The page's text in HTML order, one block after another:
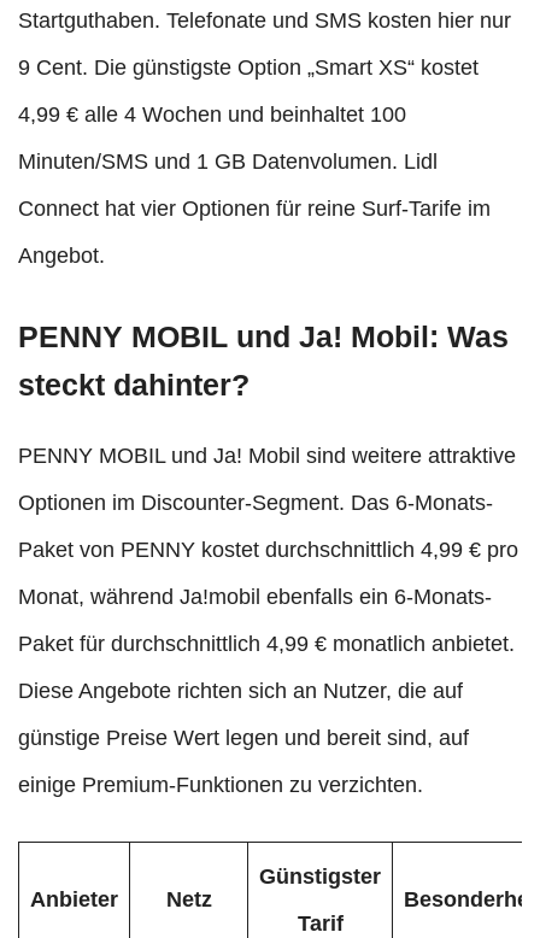
Startguthaben. Telefonate und SMS kosten hier nur
9 Cent. Die günstigste Option „Smart XS“ kostet
4,99 € alle 4 Wochen und beinhaltet 100
Minuten/SMS und 1 GB Datenvolumen. Lidl
Connect hat vier Optionen für reine Surf-Tarife im
Angebot.
PENNY MOBIL und Ja! Mobil: Was
steckt dahinter?
PENNY MOBIL und Ja! Mobil sind weitere attraktive
Optionen im Discounter-Segment. Das 6-Monats-
Paket von PENNY kostet durchschnittlich 4,99 € pro
Monat, während Ja!mobil ebenfalls ein 6-Monats-
Paket für durchschnittlich 4,99 € monatlich anbietet.
Diese Angebote richten sich an Nutzer, die auf
günstige Preise Wert legen und bereit sind, auf
einige Premium-Funktionen zu verzichten.
Anbieter Netz
Günstigster
Tarif